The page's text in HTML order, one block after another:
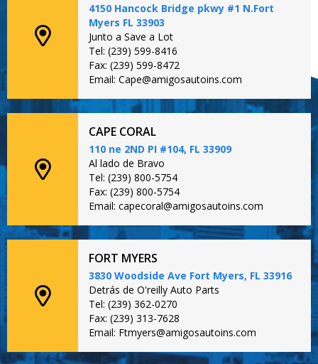
4150 Hancock Bridge pkwy #1 N.Fort
Myers FL 33903
Junto a Save a Lot
Tel: (239) 599-8416
Fax: (239) 599-8472
Email: Cape@amigosautoins.com
CAPE CORAL
110 ne 2ND PI #104, FL 33909
Al lado de Bravo
Tel: (239) 800-5754
Fax: (239) 800-5754
Email: capecoral@amigosautoins.com
FORT MYERS
3830 Woodside Ave Fort Myers, FL 33916
Detrás de O'reilly Auto Parts
Tel: (239) 362-0270
Fax: (239) 313-7628
Email: Ftmyers@amigosautoins.com